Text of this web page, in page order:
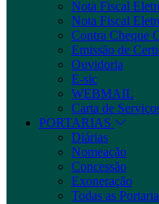
Nota Fiscal
Nota Fiscal
Contra Cheque
Emissão de
Ouvidoria
E-sic
WEBMAIL
Carta de
PORTARIAS
Diárias
Nomeação
Concessão
Exoneração
Todas as